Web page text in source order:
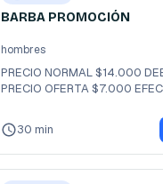
BARBA PROMOCIÓN
hombres
PRECIO NORMAL $14.000
PRECIO OFERTA $7.000
30 min